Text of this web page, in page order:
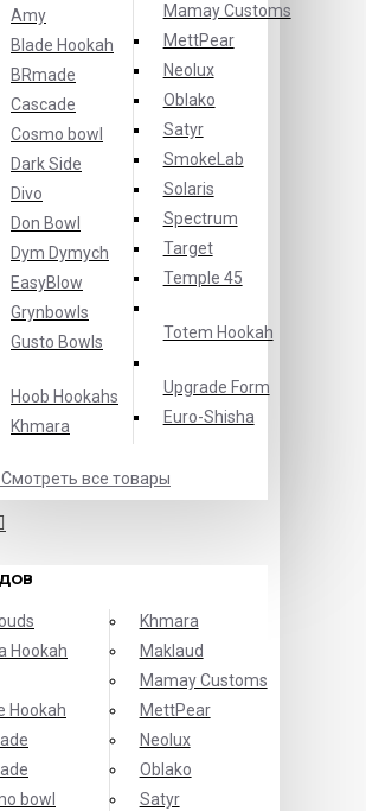
Amy
Blade Hookah
BRmade
Cascade
Cosmo bowl
Dark Side
Divo
Don Bowl
Dym Dymych
EasyBlow
Grynbowls
Gusto Bowls
Hoob Hookahs
Khmara
Mamay Customs
MettPear
Neolux
Oblako
Satyr
SmokeLab
Solaris
Spectrum
Target
Temple 45
Totem Hookah
Upgrade Form
Еuro-Shisha
Смотреть все товары
Hookah
Hookah
bowl
Khmara
Maklaud
Mamay Customs
MettPear
Neolux
Oblako
Satyr